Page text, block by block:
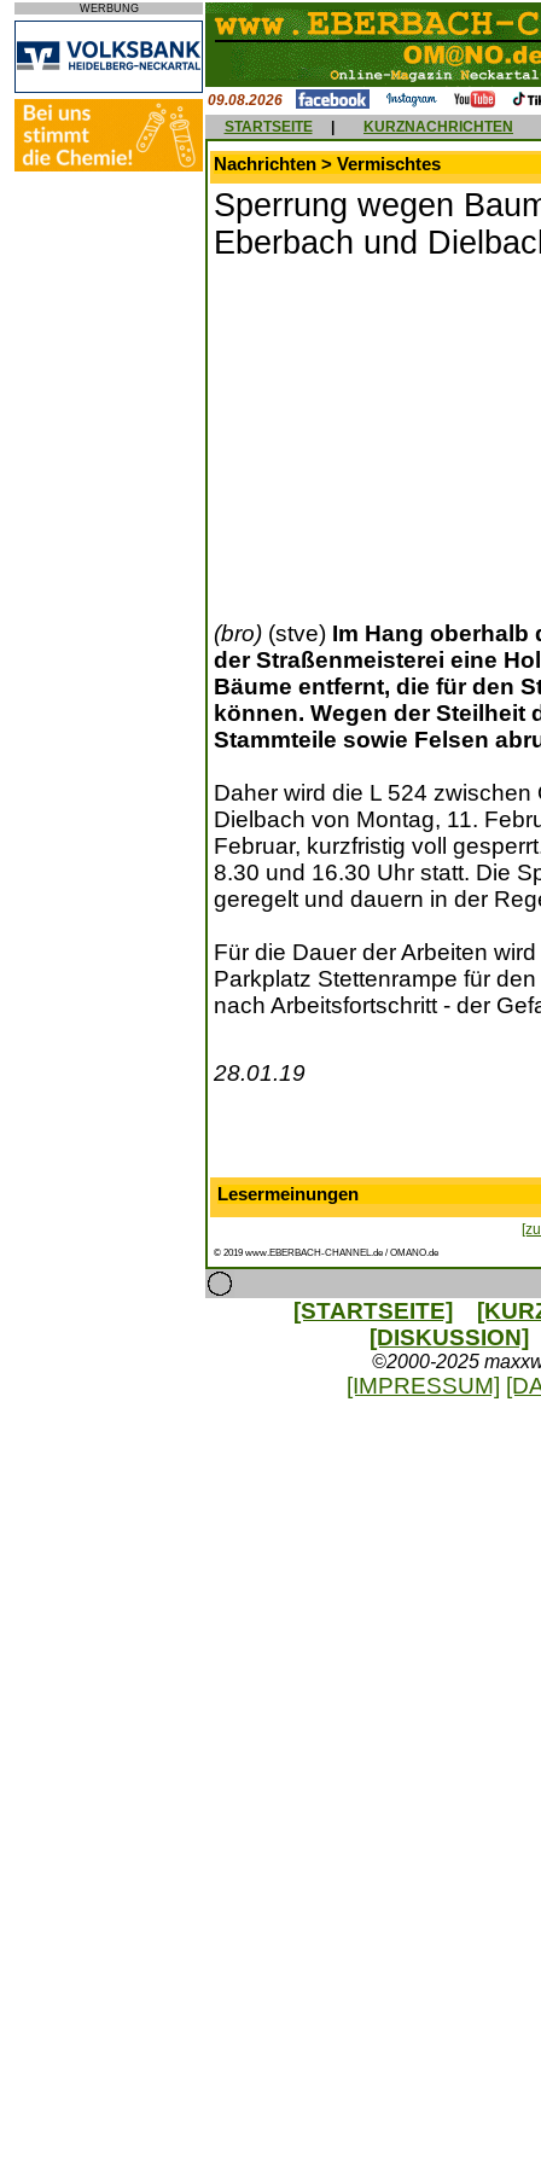
WERBUNG
09.08.2026
STARTSEITE
KURZNACHRICHTEN
Nachrichten > Vermischtes
Sperrung wegen
Eberbach und
(bro) (stve) Im Hang oberhalb
der Straßenmeisterei eine
Bäume entfernt, die für den
können. Wegen der Steilheit
Stammteile sowie Felsen
Daher wird die L 524
Dielbach von Montag, 11.
Februar, kurzfristig voll
8.30 und 16.30 Uhr statt. Die
geregelt und dauern in der
Für die Dauer der Arbeiten
Parkplatz Stettenrampe für
nach Arbeitsfortschritt - der
28.01.19
Lesermeinungen
© 2019 www.EBERBACH-CHANNEL.de / OMANO.de
[STARTSEITE]
[DISKUSSION]
©2000-2025
[IMPRESSUM]